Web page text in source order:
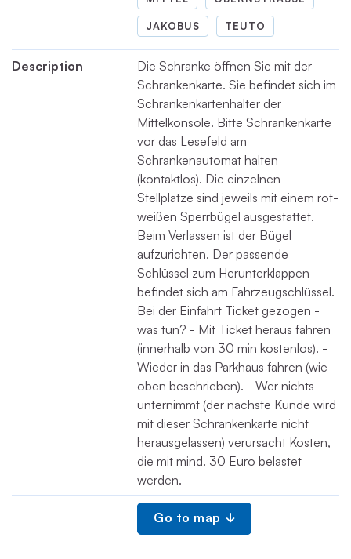
JAKOBUS TEUTO
Description
Die Schranke öffnen Sie mit der
Schrankenkarte. Sie befindet sich im
Schrankenkartenhalter der
Mittelkonsole. Bitte Schrankenkarte
vor das Lesefeld am
Schrankenautomat halten
(kontaktlos). Die einzelnen
Stellplätze sind jeweils mit einem rot-
weißen Sperrbügel ausgestattet.
Beim Verlassen ist der Bügel
aufzurichten. Der passende
Schlüssel zum Herunterklappen
befindet sich am Fahrzeugschlüssel.
Bei der Einfahrt Ticket gezogen -
was tun? - Mit Ticket heraus fahren
(innerhalb von 30 min kostenlos). -
Wieder in das Parkhaus fahren (wie
oben beschrieben). - Wer nichts
unternimmt (der nächste Kunde wird
mit dieser Schrankenkarte nicht
herausgelassen) verursacht Kosten,
die mit mind. 30 Euro belastet
werden.
Go to map